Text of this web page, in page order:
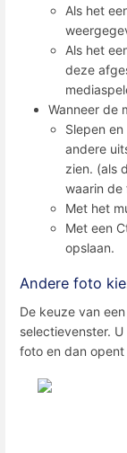
Als het
Als het
deze
Wanneer de
Slepen
andere
zien. (als
waarin
Met het
Met een
opslaan.
Andere foto
De keuze van
selectievenster.
foto en dan